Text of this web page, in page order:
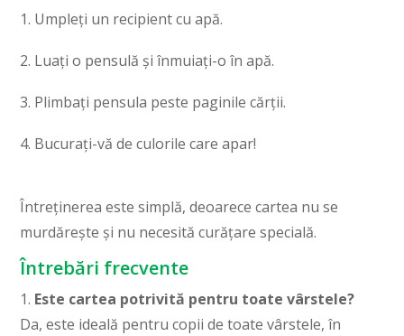
Umpleți un recipient cu apă.
Luați o pensulă și înmuiați-o în apă.
Plimbați pensula peste paginile cărții.
Bucurați-vă de culorile care apar!
Întreținerea este simplă, deoarece cartea nu se
murdărește și nu necesită curățare specială.
Întrebări frecvente
1. Este cartea potrivită pentru toate vârstele?
Da, este ideală pentru copii de toate vârstele, în